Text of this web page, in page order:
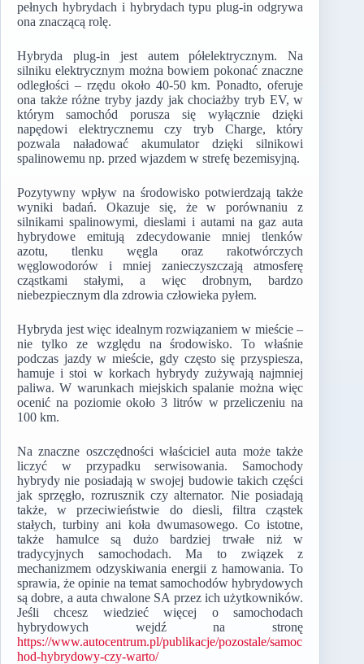
pełnych hybrydach i hybrydach typu plug-in odgrywa
ona znaczącą rolę.
Hybryda plug-in jest autem półelektrycznym. Na
silniku elektrycznym można bowiem pokonać znaczne
odległości – rzędu około 40-50 km. Ponadto, oferuje
ona także różne tryby jazdy jak chociażby tryb EV, w
którym samochód porusza się wyłącznie dzięki
napędowi elektrycznemu czy tryb Charge, który
pozwala naładować akumulator dzięki silnikowi
spalinowemu np. przed wjazdem w strefę bezemisyjną.
Pozytywny wpływ na środowisko potwierdzają także
wyniki badań. Okazuje się, że w porównaniu z
silnikami spalinowymi, dieslami i autami na gaz auta
hybrydowe emitują zdecydowanie mniej tlenków
azotu, tlenku węgla oraz rakotwórczych
węglowodorów i mniej zanieczyszczają atmosferę
cząstkami stałymi, a więc drobnym, bardzo
niebezpiecznym dla zdrowia człowieka pyłem.
Hybryda jest więc idealnym rozwiązaniem w mieście –
nie tylko ze względu na środowisko. To właśnie
podczas jazdy w mieście, gdy często się przyspiesza,
hamuje i stoi w korkach hybrydy zużywają najmniej
paliwa. W warunkach miejskich spalanie można więc
ocenić na poziomie około 3 litrów w przeliczeniu na
100 km.
Na znaczne oszczędności właściciel auta może także
liczyć w przypadku serwisowania. Samochody
hybrydy nie posiadają w swojej budowie takich części
jak sprzęgło, rozrusznik czy alternator. Nie posiadają
także, w przeciwieństwie do diesli, filtra cząstek
stałych, turbiny ani koła dwumasowego. Co istotne,
także hamulce są dużo bardziej trwałe niż w
tradycyjnych samochodach. Ma to związek z
mechanizmem odzyskiwania energii z hamowania. To
sprawia, że opinie na temat samochodów hybrydowych
są dobre, a auta chwalone SA przez ich użytkowników.
Jeśli chcesz wiedzieć więcej o samochodach
hybrydowych wejdź na stronę
https://www.autocentrum.pl/publikacje/pozostale/samoc
hod-hybrydowy-czy-warto/